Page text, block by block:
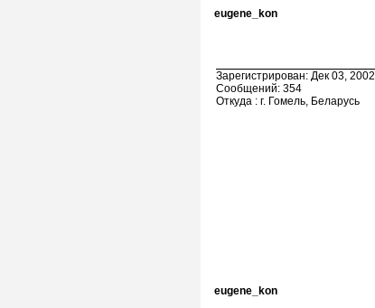
eugene_kon
Зарегистрирован: Дек 03, 2002
Сообщений: 354
Откуда : г. Гомель, Беларусь
eugene_kon